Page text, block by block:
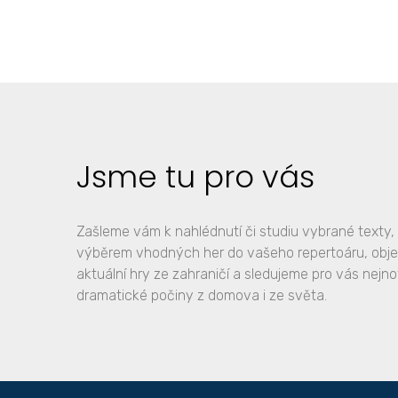
Jsme tu pro vás
Zašleme vám k nahlédnutí či studiu vybrané texty,
výběrem vhodných her do vašeho repertoáru,
aktuální hry ze zahraničí a sledujeme pro vás
dramatické počiny z domova i ze světa.